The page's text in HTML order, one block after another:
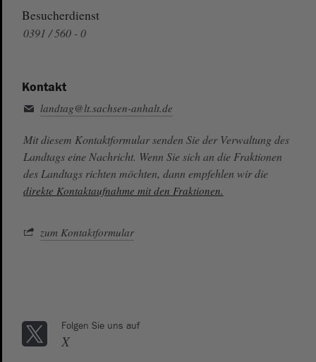
Besucherdienst
0391 / 560 - 0
Kontakt
landtag@lt.sachsen-anhalt.de
Mit diesem Kontaktformular senden Sie der Verwaltung des
Landtags eine Nachricht. Wenn Sie sich an die Fraktionen
des Landtags richten möchten, dann empfehlen wir die
direkte Kontaktaufnahme mit den Fraktionen.
zum Kontaktformular
Folgen Sie uns auf
X